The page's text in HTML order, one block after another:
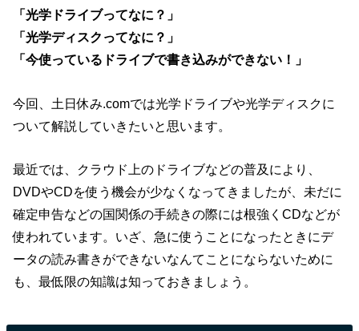
「光学ドライブってなに？」
「光学ディスクってなに？」
「今使っているドライブで書き込みができない！」
今回、土日休み.comでは光学ドライブや光学ディスクに
ついて解説していきたいと思います。
最近では、クラウド上のドライブなどの普及により、
DVDやCDを使う機会が少なくなってきましたが、未だに
確定申告などの国関係の手続きの際には根強くCDなどが
使われています。いざ、急に使うことになったときにデ
ータの読み書きができないなんてことにならないために
も、最低限の知識は知っておきましょう。